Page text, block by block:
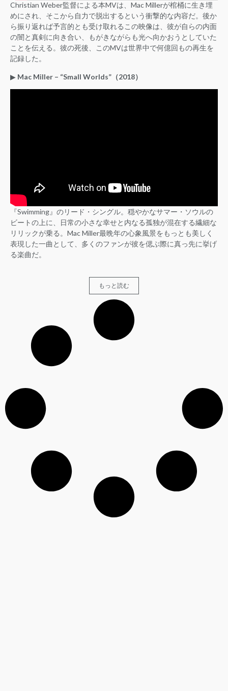
Christian Weber監督による本MVは、Mac Millerが棺桶に生き埋
めにされ、そこから自力で脱出するという衝撃的な内容だ。後か
ら振り返れば予言的とも受け取れるこの映像は、彼が自らの内面
の闇と真剣に向き合い、もがきながらも光へ向かおうとしていた
ことを伝える。彼の死後、このMVは世界中で何億回もの再生を
記録した。
▶︎ Mac Miller – “Small Worlds”（2018）
『Swimming』のリード・シングル。穏やかなサマー・ソウルの
ビートの上に、日常の小さな幸せと内なる孤独が混在する繊細な
リリックが乗る。Mac Miller最晩年の心象風景をもっとも美しく
表現した一曲として、多くのファンが彼を偲ぶ際に真っ先に挙げ
る楽曲だ。
もっと読む